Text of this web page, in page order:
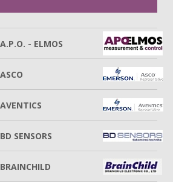
A.P.O. - ELMOS
ASCO
AVENTICS
BD SENSORS
BRAINCHILD